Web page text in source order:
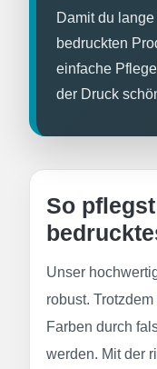
BADELATSCHEN
DTF BOGEN
TEAMBUILDING
SOCKEN
Damit du
bedruckten
einfache
der Druck
So
Unser
robust.
Farben durch
werden. Mit der